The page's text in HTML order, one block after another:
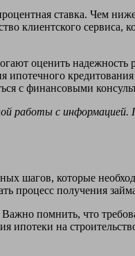
ставка. Чем
клиентского
оценить надежность
ипотечного
с финансовыми
с
шагов, которые
процесс получения
помнить, что
ипотеки на